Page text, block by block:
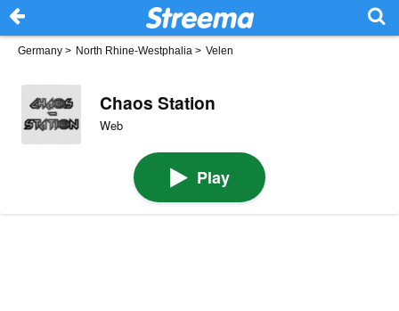
Germany > North Rhine-Westphalia > Velen
Chaos Station
Web
Play